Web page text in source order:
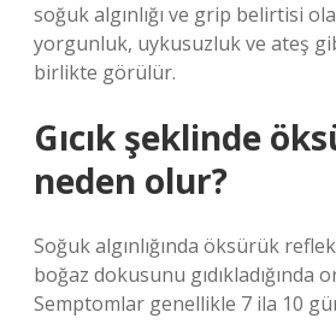
soğuk algınlığı ve grip belirtisi
yorgunluk, uykusuzluk ve ateş
birlikte görülür.
Gıcık şeklinde
neden olur?
Soğuk algınlığında öksürük
boğaz dokusunu gıdıkladığında
Semptomlar genellikle 7 ila 10